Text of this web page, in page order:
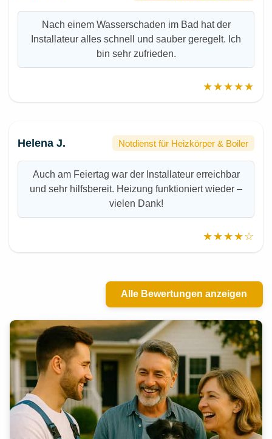
Nach einem Wasserschaden im Bad hat der
Installateur alles schnell und sauber geregelt. Ich
bin sehr zufrieden.
★★★★★
Helena J. Notdienst für Heizkörper & Boiler
Auch am Feiertag war der Installateur erreichbar
und sehr hilfsbereit. Heizung funktioniert wieder –
vielen Dank!
★★★★☆
Alle Bewertungen anzeigen